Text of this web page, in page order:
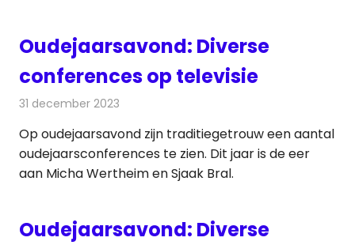
Oudejaarsavond: Diverse
conferences op televisie
31 december 2023
Op oudejaarsavond zijn traditiegetrouw een aantal
oudejaarsconferences te zien. Dit jaar is de eer
aan Micha Wertheim en Sjaak Bral.
Oudejaarsavond: Diverse